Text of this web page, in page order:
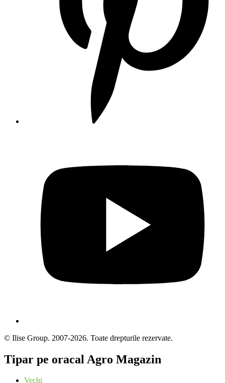
© Ilise Group. 2007-2026. Toate drepturile rezervate.
Tipar pe oracal Agro Magazin
Vechi